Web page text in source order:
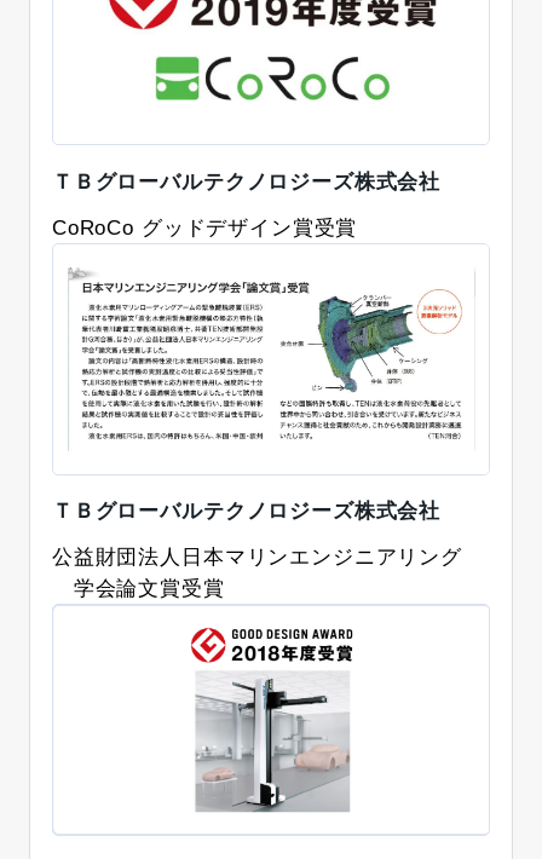
ＴＢグローバルテクノロジーズ株式会社
CoRoCo グッドデザイン賞受賞
ＴＢグローバルテクノロジーズ株式会社
公益財団法人日本マリンエンジニアリング
学会論文賞受賞